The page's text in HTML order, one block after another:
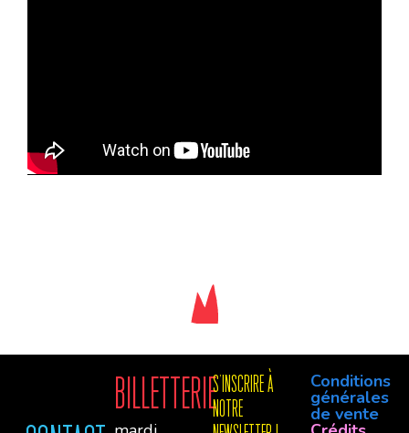
BilletterieS'INSCRIre à
notre
Conditions
générales
de vente